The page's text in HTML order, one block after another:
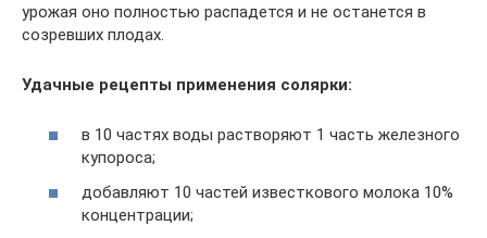
урожая оно полностью распадется и не останется в
созревших плодах.
Удачные рецепты применения солярки:
в 10 частях воды растворяют 1 часть железного
купороса;
добавляют 10 частей известкового молока 10%
концентрации;